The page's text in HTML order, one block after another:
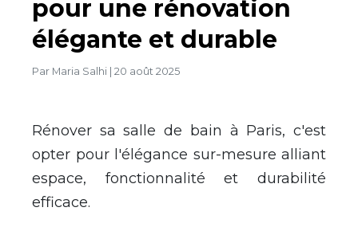
pour une rénovation
élégante et durable
Par Maria Salhi 20 août 2025
Rénover sa salle de bain à Paris, c'est
opter pour l'élégance sur-mesure alliant
espace, fonctionnalité et durabilité
efficace.